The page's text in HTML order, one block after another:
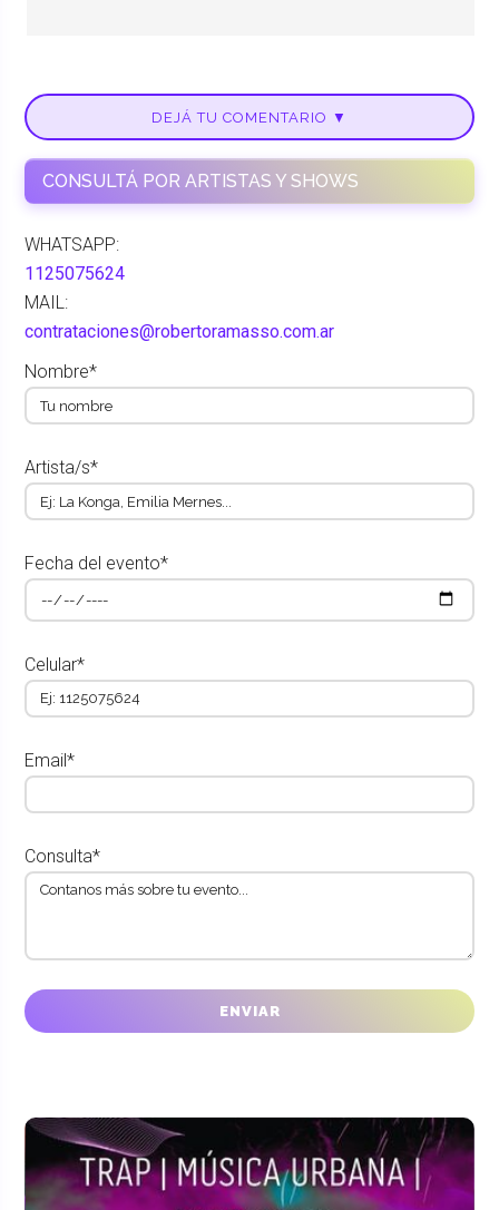
DEJÁ TU COMENTARIO ▼
CONSULTÁ POR ARTISTAS Y SHOWS
WHATSAPP:
1125075624
MAIL:
contrataciones@robertoramasso.com.ar
Nombre*
Artista/s*
Fecha del evento*
Celular*
Email*
Consulta*